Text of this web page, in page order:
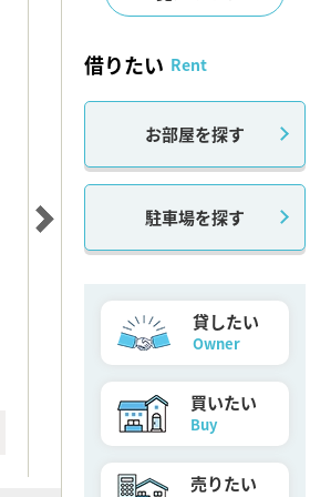
借りたい Rent
お部屋を探す
駐車場を探す
貸したい
Owner
買いたい
Buy
売りたい